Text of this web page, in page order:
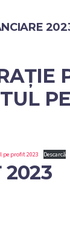
profit 2023 Descarcă
2023